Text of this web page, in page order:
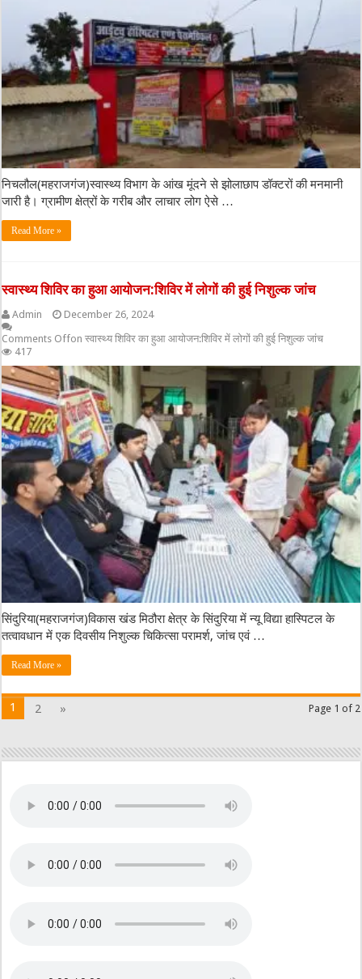
निचलौल(महराजगंज)स्वास्थ्य विभाग के आंख मूंदने से झोलाछाप डॉक्टरों की मनमानी
जारी है। ग्रामीण क्षेत्रों के गरीब और लाचार लोग ऐसे …
Read More »
स्वास्थ्य शिविर का हुआ आयोजन:शिविर में लोगों की हुई निशुल्क जांच
Admin
December 26, 2024
Comments Offon स्वास्थ्य शिविर का हुआ आयोजन:शिविर में लोगों की हुई निशुल्क जांच
417
सिंदुरिया(महराजगंज)विकास खंड मिठौरा क्षेत्र के सिंदुरिया में न्यू विद्या हास्पिटल के
तत्वावधान में एक दिवसीय निशुल्क चिकित्सा परामर्श, जांच एवं …
Read More »
Page 1 of 2
1 2 »